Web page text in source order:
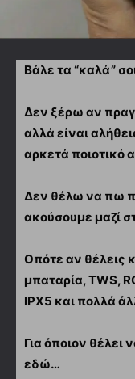
Βάλε τα “καλά”
Δεν ξέρω αν
αλλά είναι
αρκετά ποιοτικό
Δεν θέλω να πω
ακούσουμε μαζί
Οπότε αν θέλεις
μπαταρία, TWS,
IPX5 και πολλά
Για όποιον θέλει
εδώ…